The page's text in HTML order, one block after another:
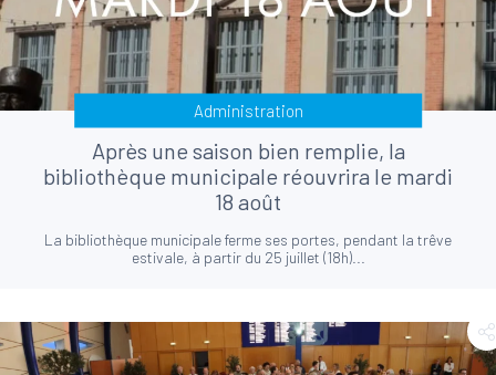
Administration
Après une saison bien remplie, la
bibliothèque municipale réouvrira le mardi
18 août
La bibliothèque municipale ferme ses portes, pendant la trêve
estivale, à partir du 25 juillet (18h)...